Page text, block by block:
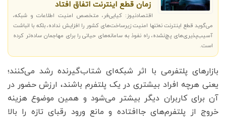
زمان قطع اینترنت اتفاق افتاد
اقتصادنیوز: کیایی‌فر، متخصص امنیت اطلاعات و شبکه،
می‌گوید قطع اینترنت نه‌تنها امنیت زیرساخت‌های کشور را افزایش نداده، بلکه با انباشت
آسیب‌پذیری‌های پچ‌نشده، راه نفوذ به سامانه‌های حیاتی را برای مهاجمان ساده‌تر کرده
است.
بازارهای پلتفرمی با اثر شبکه‌ای شتاب‌گیرنده رشد می‌کنند؛
یعنی هرچه افراد بیشتری در یک پلتفرم باشند، ارزش حضور در
آن برای کاربران دیگر بیشتر می‌شود و همین موضوع هزینه
خروج از پلتفرم‌های جاافتاده و مانع ورود رقبای تازه را بالا